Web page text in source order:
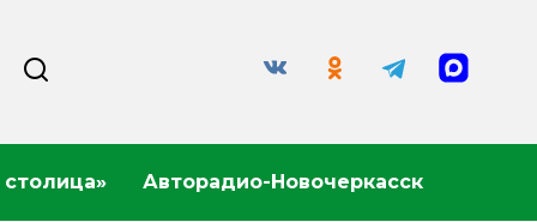
Авторадио-Новочеркасск